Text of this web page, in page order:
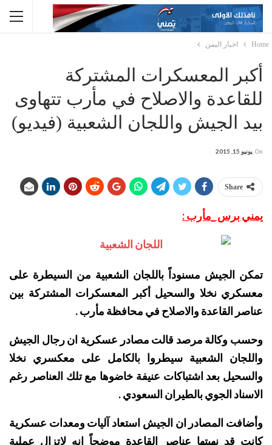
Home اخبار اليمن
أكبر المعسكرات المشتركة
للقاعدة والاصلاح في مأرب تتهاوى
بيد الجيش واللجان الشعبية (فيديو)
On يونيو 15, 2015
Share
يمني برس _مأرب :
تمكن الجيش مسنوداً باللجان الشعبية من السيطرة على
معسكري نخلا والسحيل أكبر المعسكرات المشتركة بين
عناصر القاعدة والاصلاح في محافظة مأرب .
وحسب وكالة مرصد قالت مصادر عسكرية ان رجال الجيش
واللجان الشعبية سيطروا بالكامل على معكسري نخلا
والسحيل بعد اشتباكات عنيفة خاضوها مع تلك العناصر رغم
الاسناد الجوي بالطيران السعودي .
وأضافت المصادر ان الجيش استعاد آليات ومعدات عسكرية
كانت قد نهبتها عناصر القاعدة موضحاً انه لاتزال عملية